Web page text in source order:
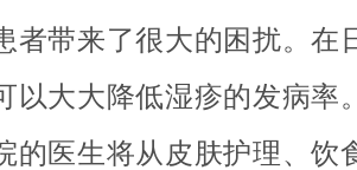
者带来了很大的困扰。在
以大大降低湿疹的发病率
的医生将从皮肤护理、饮